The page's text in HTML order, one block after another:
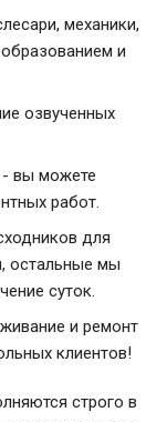
механики,
и
озвученных
вы можете
работ.
для
остальные мы
суток.
и ремонт
клиентов!
строго в